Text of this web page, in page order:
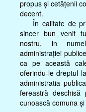
propus și cetățenii
decent.
În calitate de
sincer bun venit
nostru, in
administrației
ca pe această
oferindu-le dreptul
administratia
fereastră
cunoască comuna